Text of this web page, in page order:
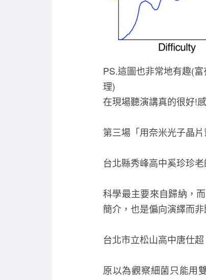
PS.這圖也非常地有趣(
理)
在現場聽演講真的很好!
第三場「用奈米光子晶
台北縣秀峰高中奚珍珍
科學最主要來自歸納，
簡介，也是偏向演繹而
台北市立松山高中唐仕超
原以為觀察細菌只能用